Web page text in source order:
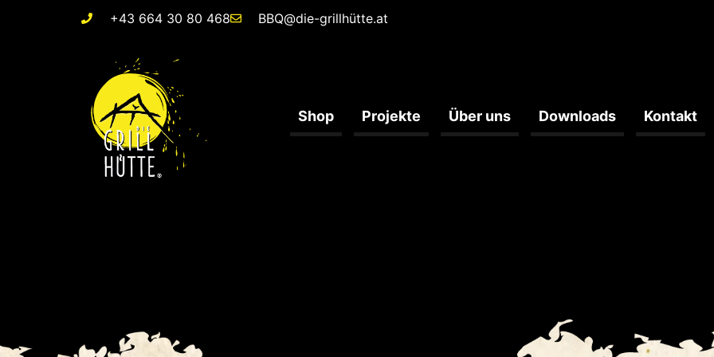
+43 664 30 80 468 BBQ@die-grillhütte.at
Shop Projekte Über uns Downloads Kontakt